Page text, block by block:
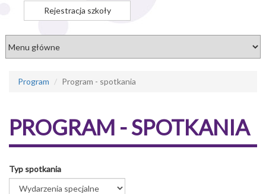
Rejestracja szkoły
Program Program - spotkania
PROGRAM - SPOTKANIA
Typ spotkania